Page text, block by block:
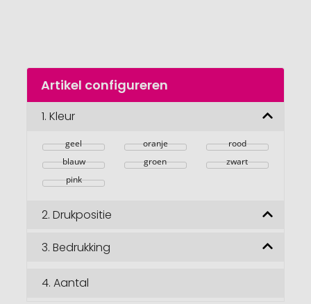
Naar
begin
afbeeldingengalerij
Artikel configureren
1. Kleur
geel oranje
rood
blauw
groen
zwart
pink
2. Drukpositie
3. Bedrukking
4. Aantal